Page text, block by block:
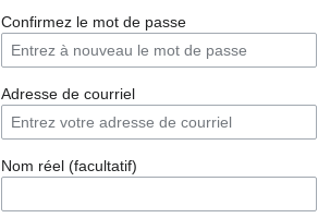
Confirmez le mot de passe
Adresse de courriel
Nom réel (facultatif)